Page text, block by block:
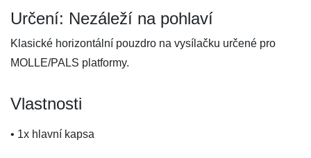
Určení: Nezáleží na pohlaví
Klasické horizontální pouzdro na vysílačku určené pro
MOLLE/PALS platformy.
Vlastnosti
• 1x hlavní kapsa